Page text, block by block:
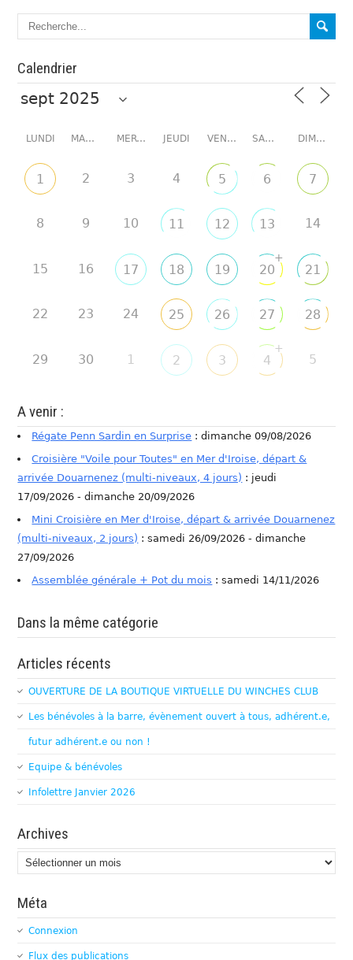
Calendrier
LUNDI MARDI MERCREDI JEUDI VENDREDI SAMEDI DIMANCHE
1 2 3 4 5 6 7
8 9 10 11 12 13 14
15 16 17 18 19 20
+
21
22 23 24 25 26 27 28
29 30 1 2 3 4
+
5
A venir :
Régate Penn Sardin en Surprise : dimanche 09/08/2026
Croisière "Voile pour Toutes" en Mer d'Iroise, départ &
arrivée Douarnenez (multi-niveaux, 4 jours) : jeudi
17/09/2026 - dimanche 20/09/2026
Mini Croisière en Mer d'Iroise, départ & arrivée Douarnenez
(multi-niveaux, 2 jours) : samedi 26/09/2026 - dimanche
27/09/2026
Assemblée générale + Pot du mois : samedi 14/11/2026
Dans la même catégorie
Articles récents
OUVERTURE DE LA BOUTIQUE VIRTUELLE DU WINCHES CLUB
Les bénévoles à la barre, évènement ouvert à tous, adhérent.e,
futur adhérent.e ou non !
Equipe & bénévoles
Infolettre Janvier 2026
Archives
Archives
Méta
Connexion
Flux des publications